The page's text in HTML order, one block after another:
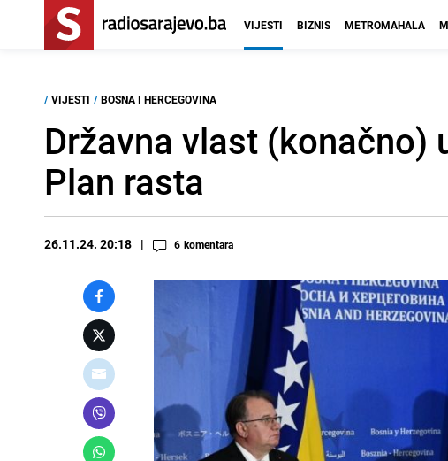
VIJESTI BIZNIS METROMAHALA
/ VIJESTI / BOSNA I HERCEGOVINA
Državna vlast (konačno)
Plan rasta
26.11.24. 20:18 6 komentara